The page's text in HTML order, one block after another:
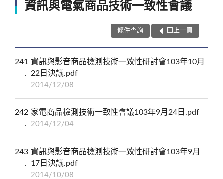
資訊與電氣商品技術一致性會議
條件查詢 回上一頁
241 資訊與影音商品檢測技術一致性研討會103年10月
22日決議.pdf
2014/12/08
242 家電商品檢測技術一致性會議103年9月24日.pdf
2014/12/04
243 資訊與影音商品檢測技術一致性研討會103年9月
17日決議.pdf
2014/10/08